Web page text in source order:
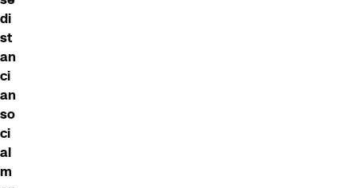
di
st
an
ci
an
so
ci
al
m